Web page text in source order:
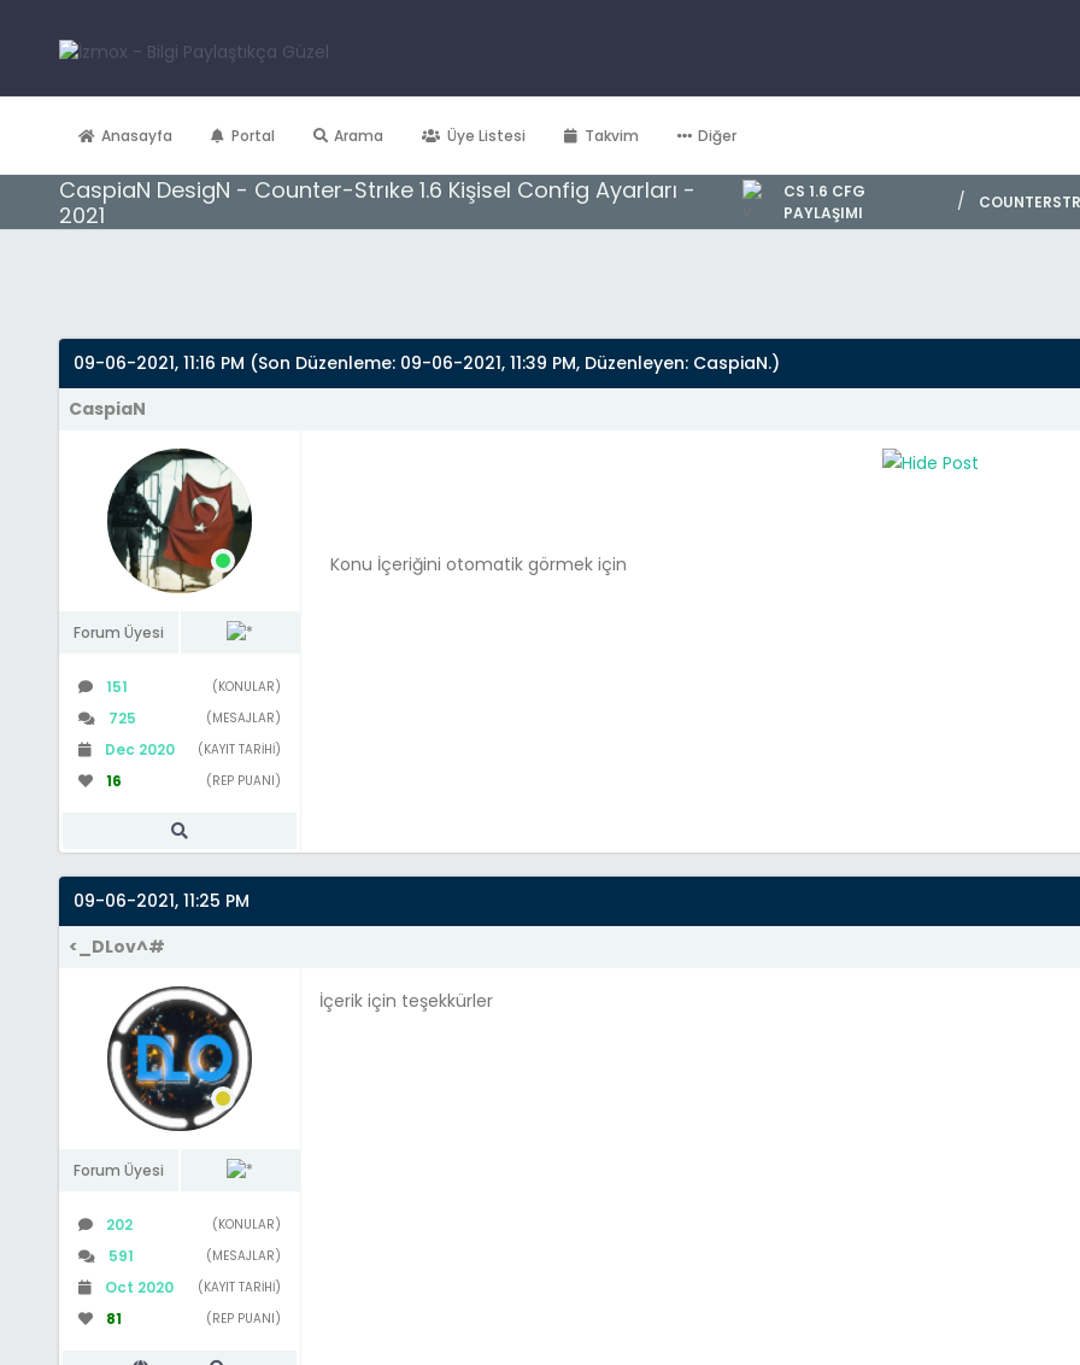
Anasayfa Portal Arama Üye Listesi Takvim Diğer
CaspiaN DesigN - Counter-Strıke 1.6 Kişisel Config Ayarları -
2021
/
CS 1.6 CFG
PAYLAŞIMI
Derecelendirme: 0/5 - 0 oy
12
3
4
5
09-06-2021, 11:16 PM (Son Düzenleme: 09-06-2021, 11:39 PM, Düzenleyen: CaspiaN.)
CaspiaN
Forum Üyesi
151 (KONULAR)
725 (MESAJLAR)
Dec 2020 (KAYIT TARIHI)
16 (REP PUANI)
Konu İçeriğini otomatik görmek için
09-06-2021, 11:25 PM
<_DLov^#
Forum Üyesi
202 (KONULAR)
591 (MESAJLAR)
Oct 2020 (KAYIT TARIHI)
81 (REP PUANI)
İçerik için teşekkürler